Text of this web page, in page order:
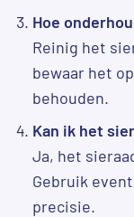
Hoe
Reinig het
bewaar het
behouden.
Kan ik het
Ja, het
Gebruik
precisie.